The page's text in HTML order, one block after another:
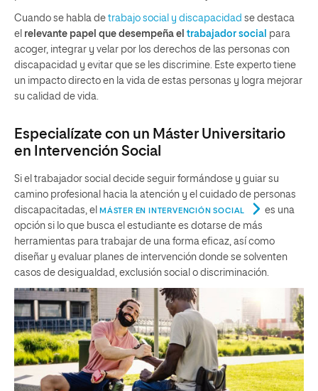
Cuando se habla de trabajo social y discapacidad se destaca
el relevante papel que desempeña el trabajador social para
acoger, integrar y velar por los derechos de las personas con
discapacidad y evitar que se les discrimine. Este experto tiene
un impacto directo en la vida de estas personas y logra mejorar
su calidad de vida.
Especialízate con un Máster Universitario
en Intervención Social
Si el trabajador social decide seguir formándose y guiar su
camino profesional hacia la atención y el cuidado de personas
discapacitadas, el
MÁSTER EN INTERVENCIÓN SOCIAL
es una
opción si lo que busca el estudiante es dotarse de más
herramientas para trabajar de una forma eficaz, así como
diseñar y evaluar planes de intervención donde se solventen
casos de desigualdad, exclusión social o discriminación.